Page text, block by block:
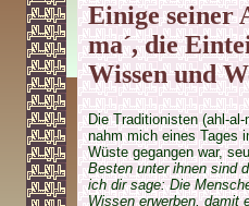
Einige seiner
ma´, die
Wis­sen und
Die Traditionisten (ahl-
nahm mich eines Tages
Wüste gegangen war,
Besten unter ihnen sind
ich dir sage: Die
Wissen erwerben, damit